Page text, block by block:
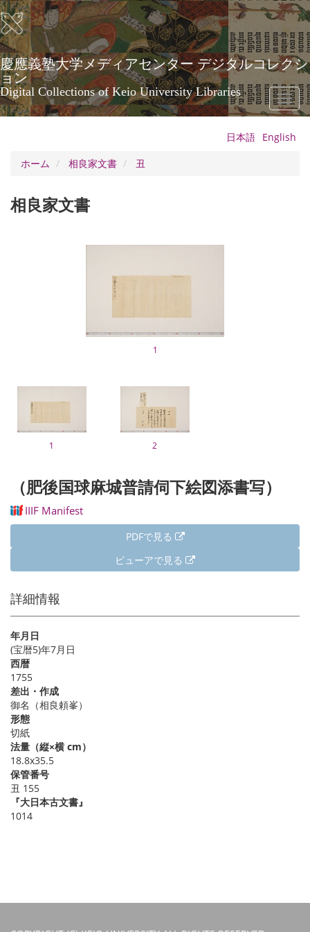
メ
イ
ン
コ
ン
テ
ン
ツ
に
慶應義塾大学メディアセンター デジタルコレクシ
ョン
Digital Collections of Keio University Libraries
Toggle
日本語 English
ホーム
相良家文書 丑
相良家文書
1
1 2
（肥後国球麻城普請伺下絵図添書写）
IIIF Manifest
PDFで見る
ビューアで見る
詳細情報
年月日
(宝暦5)年7月日
西暦
1755
差出・作成
御名（相良頼峯）
形態
切紙
法量（縦×横 cm）
18.8x35.5
保管番号
丑 155
『大日本古文書』
1014